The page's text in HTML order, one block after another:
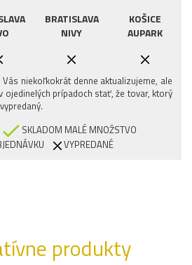
BRATISLAVA
NIVY
KOŠICE
AUPARK
niekoľkokrát denne aktualizujeme, ale
ojedinelých prípadoch stať, že tovar, ktorý
SKLADOM MALÉ MNOŽSTVO
VYPREDANÉ
produkty